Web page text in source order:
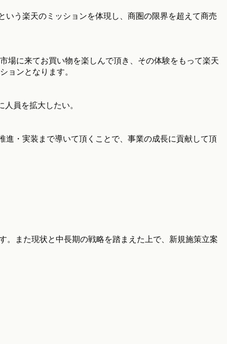
う楽天のミッションを体現し、商圏の限界を超えて商売
場に来てお買い物を楽しんで頂き、その体験をもって楽天
ョンとなります。
員を拡大したい。
進・実装まで導いて頂くことで、事業の成長に貢献して頂
。また現状と中長期の戦略を踏まえた上で、新規施策立案